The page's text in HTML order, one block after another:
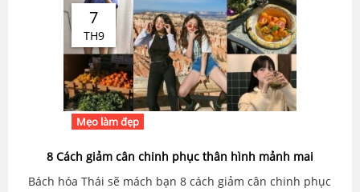
7
TH9
Mẹo làm đẹp
8 Cách giảm cân chinh phục thân hình mảnh mai
Bách hóa Thái sẽ mách bạn 8 cách giảm cân chinh phục